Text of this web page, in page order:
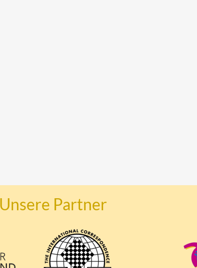
Unsere Partner